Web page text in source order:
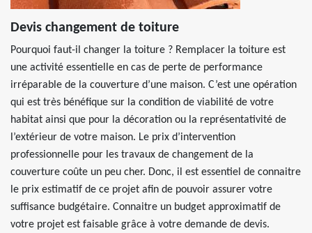
Devis changement de toiture
Pourquoi faut-il changer la toiture ? Remplacer la toiture est
une activité essentielle en cas de perte de performance
irréparable de la couverture d’une maison. C’est une opération
qui est très bénéfique sur la condition de viabilité de votre
habitat ainsi que pour la décoration ou la représentativité de
l’extérieur de votre maison. Le prix d’intervention
professionnelle pour les travaux de changement de la
couverture coûte un peu cher. Donc, il est essentiel de connaitre
le prix estimatif de ce projet afin de pouvoir assurer votre
suffisance budgétaire. Connaitre un budget approximatif de
votre projet est faisable grâce à votre demande de devis.